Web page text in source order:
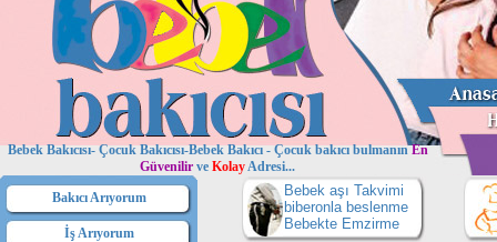
Bebek Bakıcısı- Çocuk Bakıcısı-Bebek Bakıcı - Çocuk bakıcı bulmanınEn
Güvenilir ve KolayAdresi...
Bakıcı Arıyorum
İş Arıyorum
Bebek aşı Takvimi
biberonla beslenme
Bebekte Emzirme